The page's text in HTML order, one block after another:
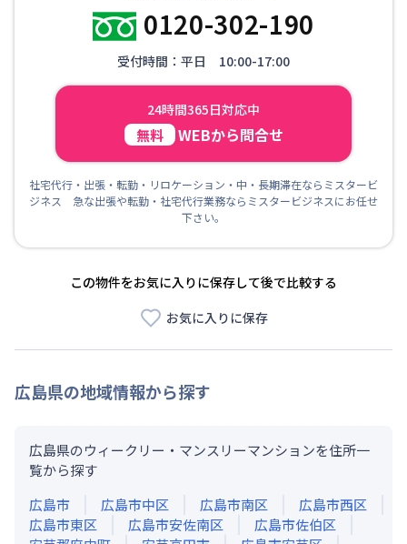
0120-302-190
受付時間：平日 10:00-17:00
24時間365日対応中
無料 WEBから問合せ
社宅代行・出張・転勤・リロケーション・中・長期滞在ならミスタービ
ジネス 急な出張や転勤・社宅代行業務ならミスタービジネスにお任せ
下さい。
この物件をお気に入りに保存して後で比較する
お気に入りに保存
広島県の地域情報から探す
広島県のウィークリー・マンスリーマンションを住所一
覧から探す
広島市
広島市中区 広島市南区
広島市西区
広島市東区
広島市安佐南区
広島市佐伯区